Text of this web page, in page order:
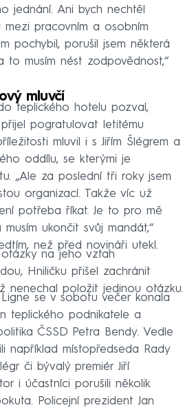
jednání. Ani bych nechtěl
pracovním a osobním
pochybil, porušil jsem některá
to musím nést zodpovědnost,“
mluvčí
teplického hotelu pozval,
pogratulovat letitému
mluvil i s Jiřím Šlégrem a
oddílu, se kterými je
„Ale za poslední tři roky jsem
organizací. Takže víc už
potřeba říkat. Je to pro mě
ukončit svůj mandát,“
než před novináři utekl.
na jeho vztah
Hniličku přišel zachránit
nenechal položit jedinou otázku.
se v sobotu večer konala
teplického podnikatele a
ČSSD Petra Bendy. Vedle
například místopředseda Rady
či bývalý premiér Jiří
i účastníci porušili několik
Policejní prezident Jan